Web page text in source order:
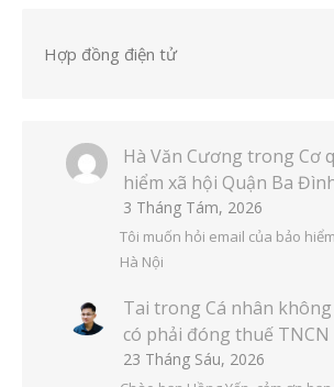
Hợp đồng điện tử
Hà Văn Cương trong Cơ
hiểm xã hội Quận Ba
3 Tháng Tám, 2026
Tôi muốn hỏi email của bảo
Hà Nội
Tai trong Cá nhân
có phải đóng thuế TNCN
23 Tháng Sáu, 2026